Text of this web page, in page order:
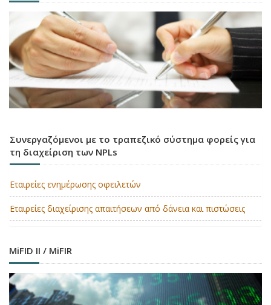
Συνεργαζόμενοι με το τραπεζικό σύστημα φορείς για
τη διαχείριση των NPLs
Εταιρείες ενημέρωσης οφειλετών
Εταιρείες διαχείρισης απαιτήσεων από δάνεια και πιστώσεις
MiFID II / MiFIR